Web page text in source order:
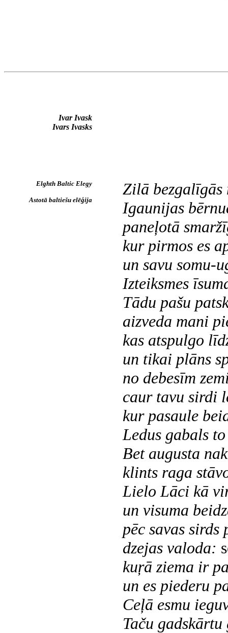
Ivar Ivask
Ivars Ivasks
Elghth Baltic Elegy
Astotā baltiešu elēģija
Zilā bezgalīgās
Igaunijas
paneļotā
kur pirmos es
un savu somu-
Izteiksmes
Tādu pašu
aizveda mani
kas atspulgo
un tikai plāns
no debesīm
caur tavu sirdi
kur pasaule
Ledus gabals
Bet augusta
klints raga
Lielo Lāci kā
un visuma
pēc savas sirds
dzejas valoda:
kuŗā ziema ir
un es piederu
Ceļā esmu
Taču